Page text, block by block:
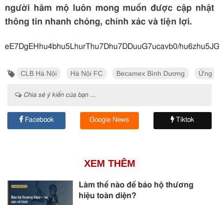
người hâm mộ luôn mong muốn được cập nhật
thông tin nhanh chóng, chính xác và tiện lợi.
CLB Hà Nội Hà Nội FC Becamex Bình Dương Ứng
Chia sẻ ý kiến của bạn ...
Facebook Google News Tiktok
XEM THÊM
Làm thế nào để bảo hộ thương
hiệu toàn diện?